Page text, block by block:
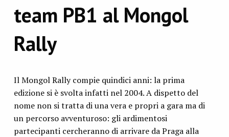
team PB1 al Mongol
Rally
Il Mongol Rally compie quindici anni: la prima
edizione si è svolta infatti nel 2004. A dispetto del
nome non si tratta di una vera e propri a gara ma di
un percorso avventuroso: gli ardimentosi
partecipanti cercheranno di arrivare da Praga alla